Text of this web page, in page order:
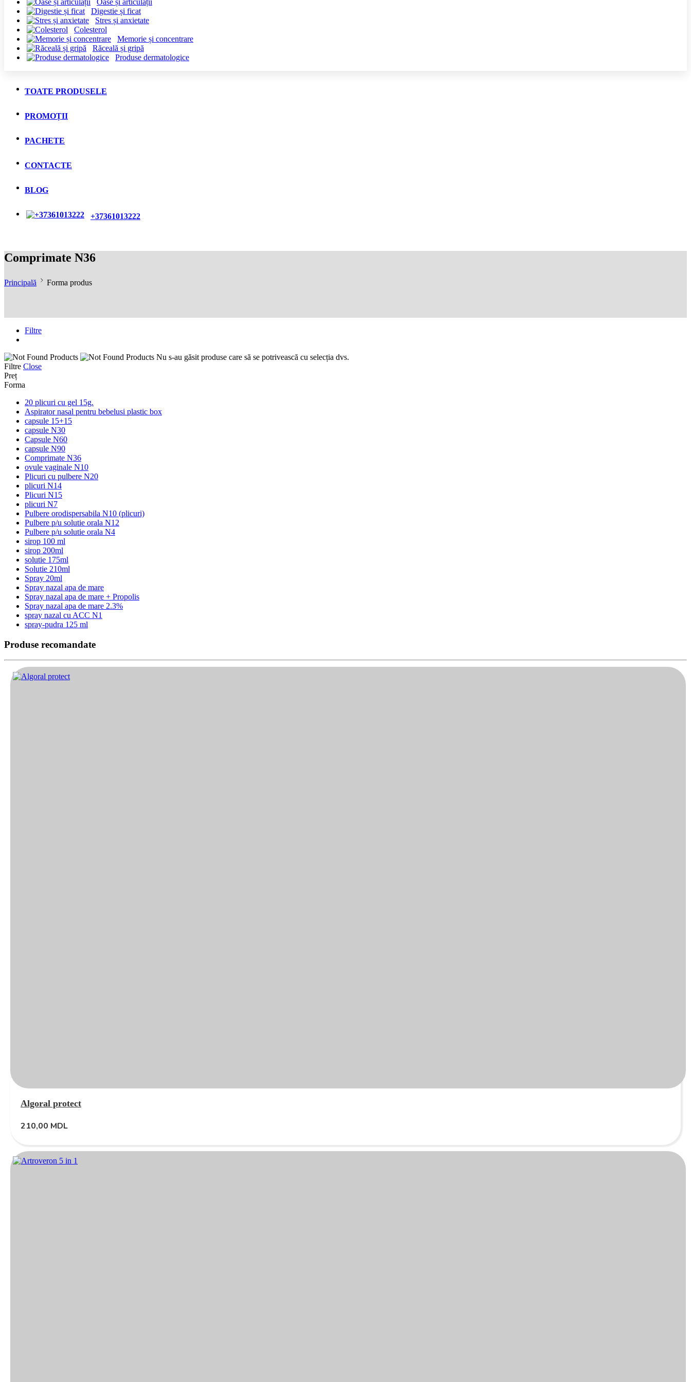
Oase și articulații
Digestie și ficat
Stres și anxietate
Colesterol
Memorie și concentrare
Răceală și gripă
Produse dermatologice
TOATE PRODUSELE
PROMOȚII
PACHETE
CONTACTE
BLOG
+37361013222
Comprimate N36
Principală Forma produs
Filtre
Nu s-au găsit produse care să se potrivească cu selecția dvs.
Filtre Close
Preț
Forma
20 plicuri cu gel 15g.
Aspirator nasal pentru bebelusi plastic box
capsule 15+15
capsule N30
Capsule N60
capsule N90
Comprimate N36
ovule vaginale N10
Plicuri cu pulbere N20
plicuri N14
Plicuri N15
plicuri N7
Pulbere orodispersabila N10 (plicuri)
Pulbere p/u solutie orala N12
Pulbere p/u solutie orala N4
sirop 100 ml
sirop 200ml
solutie 175ml
Solutie 210ml
Spray 20ml
Spray nazal apa de mare
Spray nazal apa de mare + Propolis
Spray nazal apa de mare 2.3%
spray nazal cu ACC N1
spray-pudra 125 ml
Produse recomandate
Algoral protect
210,00 MDL